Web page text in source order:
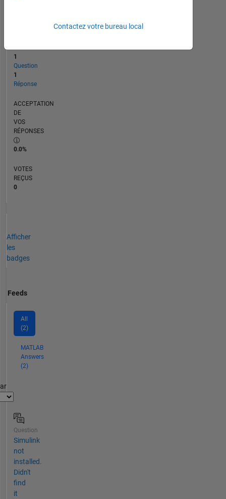
1
Question
1
Réponse
ACCEPTATION
DE
VOS
RÉPONSES
0.0%
VOTES
REÇUS
0
Afficher
les
badges
Feeds
All
(2)
MATLAB
Answers
(2)
Question
Simulink
not
installed.
Didn't
find
it
Contactez votre bureau local